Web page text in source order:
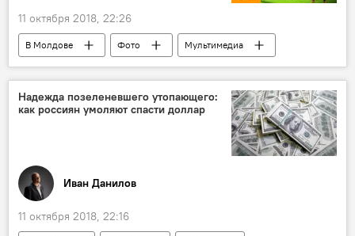
11 октября 2018, 22:26
В Молдове Фото
Мультимедиа
Новости
Лига наций
матч
лига наций Футбол
Надежда позеленевшего утопающего:
как россиян умоляют спасти доллар
Иван Данилов
11 октября 2018, 22:16